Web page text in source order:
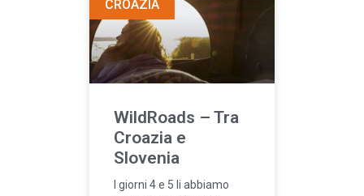
CROAZIA
WildRoads – Tra
Croazia e
Slovenia
I giorni 4 e 5 li abbiamo